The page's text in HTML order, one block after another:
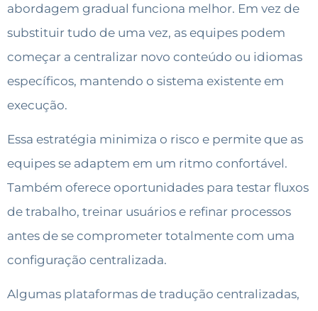
abordagem gradual funciona melhor. Em vez de
substituir tudo de uma vez, as equipes podem
começar a centralizar novo conteúdo ou idiomas
específicos, mantendo o sistema existente em
execução.
Essa estratégia minimiza o risco e permite que as
equipes se adaptem em um ritmo confortável.
Também oferece oportunidades para testar fluxos
de trabalho, treinar usuários e refinar processos
antes de se comprometer totalmente com uma
configuração centralizada.
Algumas plataformas de tradução centralizadas,